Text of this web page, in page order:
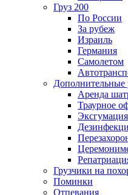
Груз 200
По России
За рубеж
Израиль
Германия
Самолетом
Дополнительные
Аренда
Траурное
Эксгумация
Грузчики на
Поминки
Отпевания